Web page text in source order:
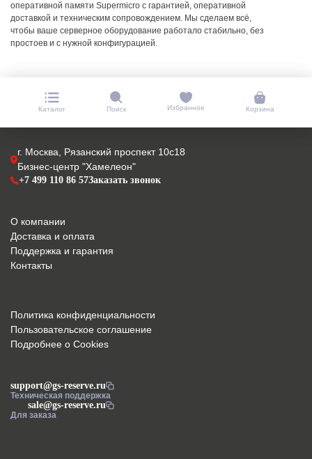
оперативной памяти Supermicro с гарантией, оперативной
доставкой и техническим сопровождением. Мы сделаем всё,
чтобы ваше серверное оборудование работало стабильно, без
простоев и с нужной конфигурацией.
Каталог Поиск Избранное Корзина
г. Москва, Рязанский проспект 10с18
Бизнес-центр "Хамелеон"
+7 499 110 86 57Заказать звонок
support@gs-reserve.ru
Техническая поддержка
sale@gs-reserve.ru
Для заказа
О компании
Доставка и оплата
Поддержка и гарантия
Контакты
Политика конфиденциальности
Пользовательское соглашение
Подробнее о Cookies